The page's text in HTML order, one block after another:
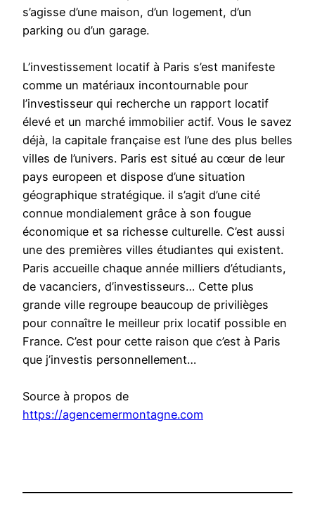
s’agisse d’une maison, d’un logement, d’un
parking ou d’un garage.
L’investissement locatif à Paris s’est manifeste
comme un matériaux incontournable pour
l’investisseur qui recherche un rapport locatif
élevé et un marché immobilier actif. Vous le savez
déjà, la capitale française est l’une des plus belles
villes de l’univers. Paris est situé au cœur de leur
pays europeen et dispose d’une situation
géographique stratégique. il s’agit d’une cité
connue mondialement grâce à son fougue
économique et sa richesse culturelle. C’est aussi
une des premières villes étudiantes qui existent.
Paris accueille chaque année milliers d’étudiants,
de vacanciers, d’investisseurs… Cette plus
grande ville regroupe beaucoup de privilièges
pour connaître le meilleur prix locatif possible en
France. C’est pour cette raison que c’est à Paris
que j’investis personnellement…
Source à propos de
https://agencemermontagne.com